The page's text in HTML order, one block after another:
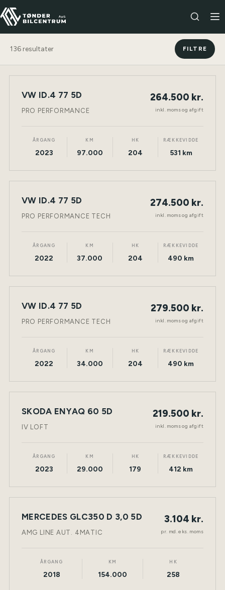
136 resultater FILTRE
NY BIL ELEKTRISK TØNDER
VW ID.4 77 5D
PRO PERFORMANCE
264.500 kr.
inkl. moms og afgift
ÅRGANG
2023
KM
97.000
HK
204
RÆKKEVIDDE
531 km
NY BIL ELEKTRISK TØNDER
VW ID.4 77 5D
PRO PERFORMANCE TECH
274.500 kr.
inkl. moms og afgift
ÅRGANG
2022
KM
37.000
HK
204
RÆKKEVIDDE
490 km
NY BIL ELEKTRISK TØNDER
VW ID.4 77 5D
PRO PERFORMANCE TECH
279.500 kr.
inkl. moms og afgift
ÅRGANG
2022
KM
34.000
HK
204
RÆKKEVIDDE
490 km
NY BIL ELEKTRISK TØNDER
SKODA ENYAQ 60 5D
IV LOFT
219.500 kr.
inkl. moms og afgift
ÅRGANG
2023
KM
29.000
HK
179
RÆKKEVIDDE
412 km
LEASING NY BIL DIESEL TØNDER
MERCEDES GLC350 D 3,0 5D
AMG LINE AUT. 4MATIC
3.104 kr.
pr. md. eks. moms
ÅRGANG
2018
KM
154.000
HK
258